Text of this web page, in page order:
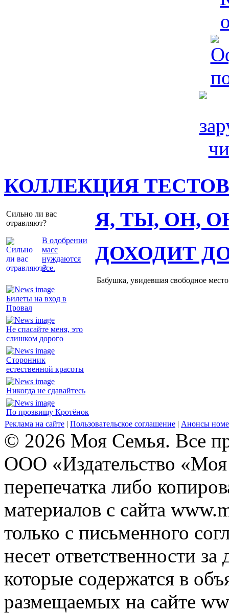
КОЛЛЕКЦИЯ ТЕСТОВ
Сильно ли вас
отравляют?
В одобрении
масс
нуждаются
все.
Я, ТЫ, ОН,
Билеты на вход в
Провал
Не спасайте меня, это
слишком дорого
Сторонник
естественной красоты
Никогда не сдавайтесь
По прозвищу Кротёнок
ДОХОДИТ
Бабушка, увидевшая свободное
Реклама на сайте | Пользовательское соглашение | Анонсы
© 2026 Моя Семья. Все
ООО «Издательство
перепечатка либо
материалов с сайта
только с письменного
несет ответственности
которые содержатся в
размещаемых на сайте